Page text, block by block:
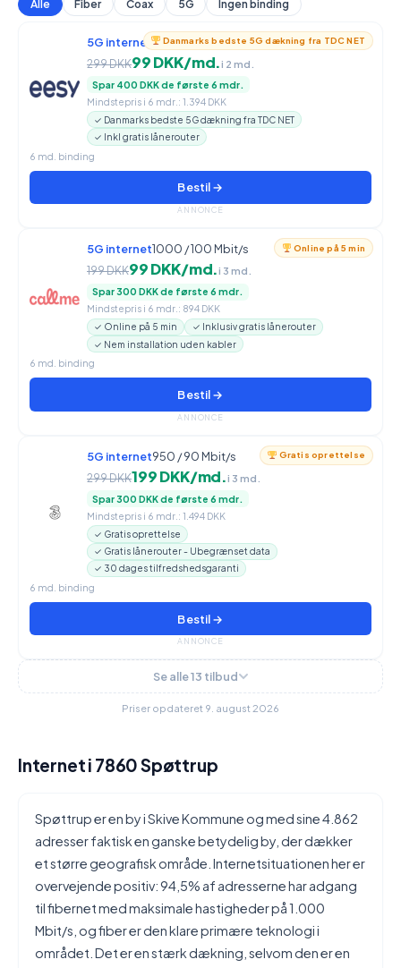
Alle Fiber Coax 5G Ingen binding
Danmarks bedste 5G dækning fra TDC NET
5G internet950 / 90 Mbit/s
299 DKK99 DKK/md.i 2 md.
Spar 400 DKK de første 6 mdr.
Mindstepris i 6 mdr.: 1.394 DKK
✓ Danmarks bedste 5G dækning fra TDC NET
✓ Inkl gratis lånerouter
6 md. binding
Bestil →
ANNONCE
Online på 5 min
5G internet1000 / 100 Mbit/s
199 DKK99 DKK/md.i 3 md.
Spar 300 DKK de første 6 mdr.
Mindstepris i 6 mdr.: 894 DKK
✓ Online på 5 min
✓ Inklusiv gratis lånerouter
✓ Nem installation uden kabler
6 md. binding
Bestil →
ANNONCE
Gratis oprettelse
5G internet950 / 90 Mbit/s
299 DKK199 DKK/md.i 3 md.
Spar 300 DKK de første 6 mdr.
Mindstepris i 6 mdr.: 1.494 DKK
✓ Gratis oprettelse
✓ Gratis lånerouter - Ubegrænset data
✓ 30 dages tilfredshedsgaranti
6 md. binding
Bestil →
ANNONCE
Se alle 13 tilbud
Priser opdateret 9. august 2026
Internet i 7860 Spøttrup
Spøttrup er en by i Skive Kommune og med sine 4.862
adresser faktisk en ganske betydelig by, der dækker
et større geografisk område. Internetsituationen her er
overvejende positiv: 94,5% af adresserne har adgang
til fibernet med maksimale hastigheder på 1.000
Mbit/s, og fiber er den klare primære teknologi i
området. Det er en stærk dækning, selvom den er en